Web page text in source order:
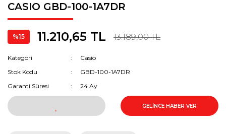
CASIO GBD-100-1A7DR
%15 11.210,65 TL 13.189,00 TL
Kategori
Casio
Stok Kodu
GBD-100-1A7DR
Garanti Süresi
24 Ay
GELİNCE HABER VER